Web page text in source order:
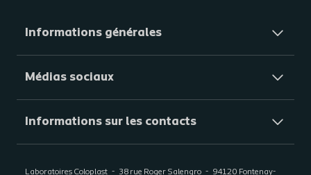
Informations générales​
Médias sociaux
Informations sur les contacts
Laboratoires Coloplast 38 rue Roger Salengro 94120 Fontenay-